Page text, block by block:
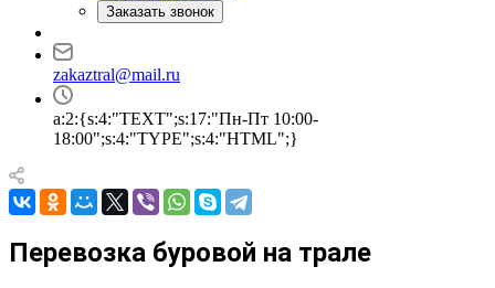
Заказать звонок
zakaztral@mail.ru
a:2:{s:4:"TEXT";s:17:"Пн-Пт 10:00-
18:00";s:4:"TYPE";s:4:"HTML";}
Перевозка буровой на трале